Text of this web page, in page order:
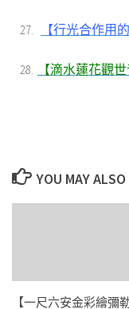
【行光合作用
【滴水蓮花觀
YOU MAY
【一尺六安金彩繪彌